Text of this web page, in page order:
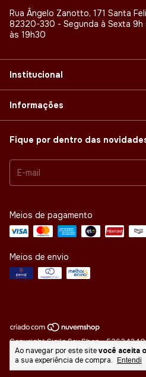
Ao navegar por este sitevocê aceita
a sua experiência de compra.
Entendi
Rua Ângelo Zanotto, 171 Santa
82320-330 - Segunda à Sexta 9h
às 19h30
Institucional
Informações
Fique por dentro das
Meios de pagamento
Meios de envio
Copyright Sigilo Sex Shop -
direitos reservados.